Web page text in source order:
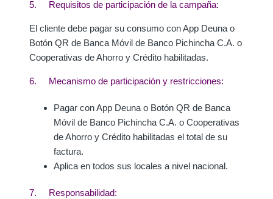
5. Requisitos de participación de la campaña:
El cliente debe pagar su consumo con App Deuna o
Botón QR de Banca Móvil de Banco Pichincha C.A. o
Cooperativas de Ahorro y Crédito habilitadas.
6. Mecanismo de participación y restricciones:
Pagar con App Deuna o Botón QR de Banca
Móvil de Banco Pichincha C.A. o Cooperativas
de Ahorro y Crédito habilitadas el total de su
factura.
Aplica en todos sus locales a nivel nacional.
7. Responsabilidad: